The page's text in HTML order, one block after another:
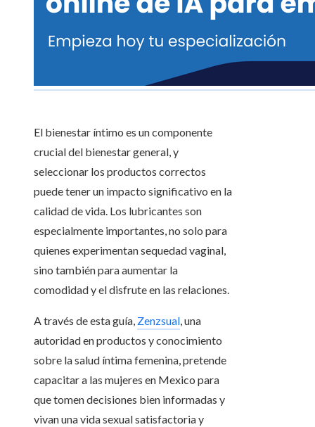
El bienestar íntimo es un componente
crucial del bienestar general, y
seleccionar los productos correctos
puede tener un impacto significativo en la
calidad de vida. Los lubricantes son
especialmente importantes, no solo para
quienes experimentan sequedad vaginal,
sino también para aumentar la
comodidad y el disfrute en las relaciones.
A través de esta guía, Zenzsual, una
autoridad en productos y conocimiento
sobre la salud íntima femenina, pretende
capacitar a las mujeres en Mexico para
que tomen decisiones bien informadas y
vivan una vida sexual satisfactoria y